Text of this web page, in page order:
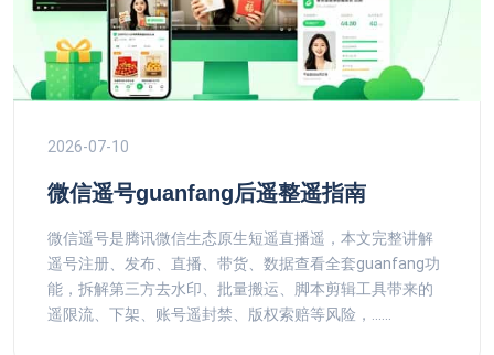
2026-07-10
微信遥号guanfang后遥整遥指南
微信遥号是腾讯微信生态原生短遥直播遥，本文完整讲解
遥号注册、发布、直播、带货、数据查看全套guanfang功
能，拆解第三方去水印、批量搬运、脚本剪辑工具带来的
遥限流、下架、账号遥封禁、版权索赔等风险，......